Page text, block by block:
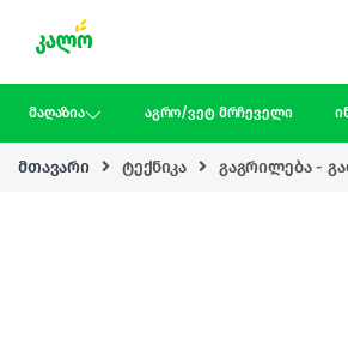
მაღაზია აგრო/ვეტ მრჩეველი
მთავარი ტექნიკა გაგრილება -